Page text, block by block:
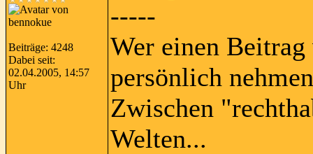
Beiträge: 4248
Dabei seit:
02.04.2005, 14:57
Uhr
-----
Wer einen
persönlich
Zwischen
Welten...